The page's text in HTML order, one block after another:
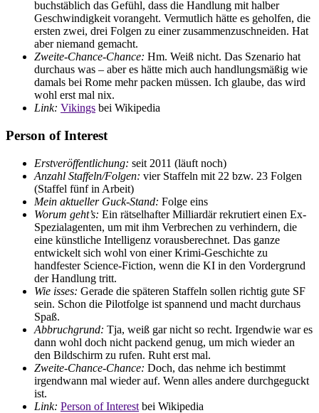
buchstäblich das Gefühl, dass die Handlung mit halber
Geschwindigkeit vorangeht. Vermutlich hätte es geholfen, die
ersten zwei, drei Folgen zu einer zusammenzuschneiden. Hat
aber niemand gemacht.
Zweite-Chance-Chance: Hm. Weiß nicht. Das Szenario hat
durchaus was – aber es hätte mich auch handlungsmäßig wie
damals bei Rome mehr packen müssen. Ich glaube, das wird
wohl erst mal nix.
Link: Vikings bei Wikipedia
Person of Interest
Erstveröffentlichung: seit 2011 (läuft noch)
Anzahl Staffeln/Folgen: vier Staffeln mit 22 bzw. 23 Folgen
(Staffel fünf in Arbeit)
Mein aktueller Guck-Stand: Folge eins
Worum geht’s: Ein rätselhafter Milliardär rekrutiert einen Ex-
Spezialagenten, um mit ihm Verbrechen zu verhindern, die
eine künstliche Intelligenz vorausberechnet. Das ganze
entwickelt sich wohl von einer Krimi-Geschichte zu
handfester Science-Fiction, wenn die KI in den Vordergrund
der Handlung tritt.
Wie isses: Gerade die späteren Staffeln sollen richtig gute SF
sein. Schon die Pilotfolge ist spannend und macht durchaus
Spaß.
Abbruchgrund: Tja, weiß gar nicht so recht. Irgendwie war es
dann wohl doch nicht packend genug, um mich wieder an
den Bildschirm zu rufen. Ruht erst mal.
Zweite-Chance-Chance: Doch, das nehme ich bestimmt
irgendwann mal wieder auf. Wenn alles andere durchgeguckt
ist.
Link: Person of Interest bei Wikipedia